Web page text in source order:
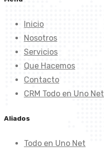
Inicio
Nosotros
Servicios
Que Hacemos
Contacto
CRM Todo en Uno Net
Aliados
Todo en Uno Net